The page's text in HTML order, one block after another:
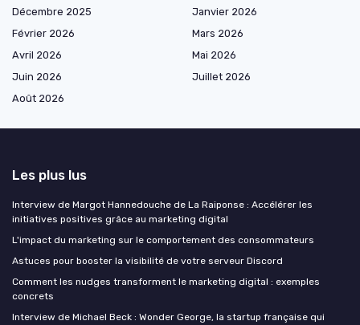
Décembre 2025
Janvier 2026
Février 2026
Mars 2026
Avril 2026
Mai 2026
Juin 2026
Juillet 2026
Août 2026
Les plus lus
Interview de Margot Hannedouche de La Raiponse : Accélérer les
initiatives positives grâce au marketing digital
L'impact du marketing sur le comportement des consommateurs
Astuces pour booster la visibilité de votre serveur Discord
Comment les nudges transforment le marketing digital : exemples
concrets
Interview de Michael Beck : Wonder George, la startup française qui